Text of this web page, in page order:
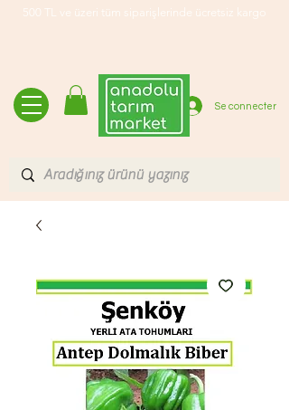
500 TL ve üzeri tüm siparişlerinde ücretsiz kargo
Se connecter